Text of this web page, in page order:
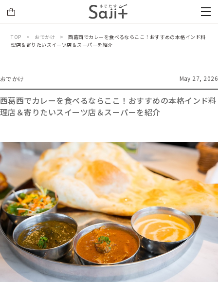
TOP おでかけ
西葛西でカレーを食べるならここ！おすすめの本格インド料
理店＆寄りたいスイーツ店＆スーパーを紹介
おでかけ May 27, 2026
西葛西でカレーを食べるならここ！おすすめの本格インド料
理店＆寄りたいスイーツ店＆スーパーを紹介